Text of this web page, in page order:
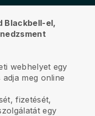
Blackbell-el,
webhelyet egy
meg online
fizetését,
egy